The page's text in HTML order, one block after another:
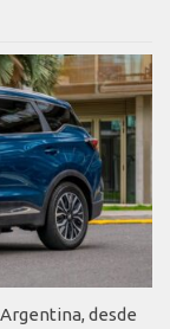
desde